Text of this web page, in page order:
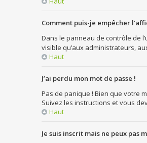
Comment puis-je empêcher
Dans le panneau de contrôle de
visible qu’aux administrateurs,
Haut
J’ai perdu mon mot de passe !
Pas de panique ! Bien que votre
Suivez les instructions et vous
Haut
Je suis inscrit mais ne peux pas